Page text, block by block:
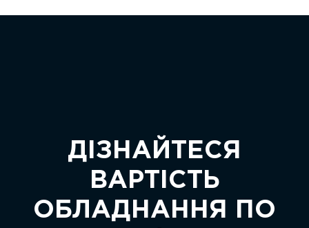
ДІЗНАЙТЕСЯ
ВАРТІСТЬ
ОБЛАДНАННЯ ПО